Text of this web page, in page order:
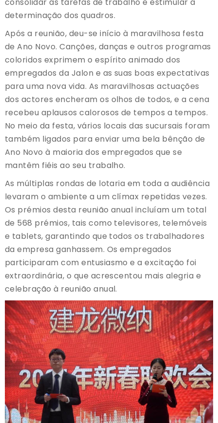
determinação dos quadros.
Após a reunião, deu-se início à maravilhosa festa
de Ano Novo. Canções, danças e outros programas
coloridos exprimem o espírito animado dos
empregados da Jalon e as suas boas expectativas
para uma nova vida. As maravilhosas actuações
dos actores encheram os olhos de todos, e a cena
recebeu aplausos calorosos de tempos a tempos.
No meio da festa, vários locais das sucursais foram
também ligados para enviar uma bela bênção de
Ano Novo à maioria dos empregados que se
mantêm fiéis ao seu trabalho.
As múltiplas rondas de lotaria em toda a audiência
levaram o ambiente a um clímax repetidas vezes.
Os prémios desta reunião anual incluíam um total
de 568 prémios, tais como televisores, telemóveis
e tablets, garantindo que todos os trabalhadores
da empresa ganhassem. Os empregados
participaram com entusiasmo e a excitação foi
extraordinária, o que acrescentou mais alegria e
celebração à reunião anual.